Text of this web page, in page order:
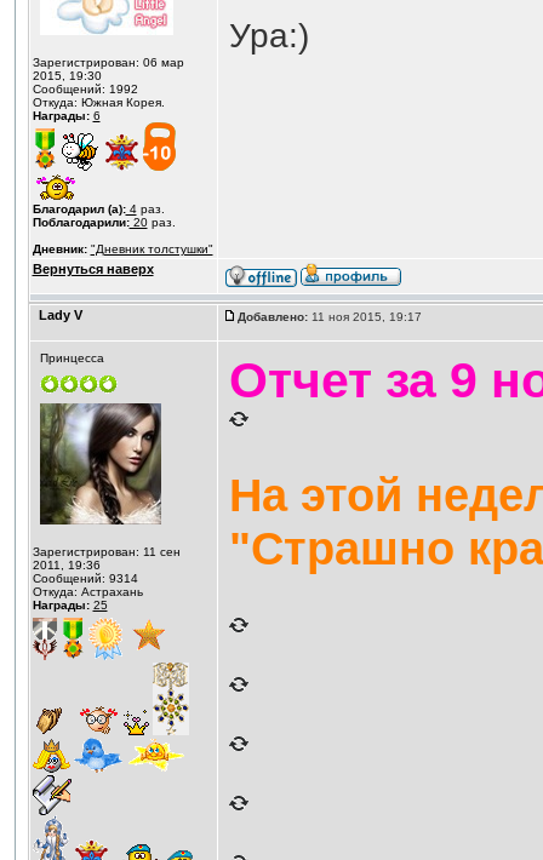
Зарегистрирован: 06 мар
2015, 19:30
Сообщений: 1992
Откуда: Южная Корея.
Награды: 6
Благодарил (а):4раз.
Поблагодарили:20раз.
Дневник: "Дневник толстушки"
Ура:)
Вернуться наверх
Lady V Добавлено:11 ноя 2015, 19:17
Принцесса
Зарегистрирован: 11 сен
2011, 19:36
Сообщений: 9314
Откуда: Астрахань
Награды: 25
Отчет за 9
На этой
"Страшно